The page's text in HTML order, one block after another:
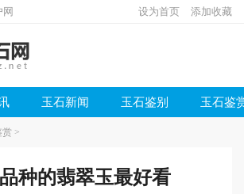
网 设为首页 添加收藏
玉石新闻 玉石鉴别 玉石鉴
赏 >
种的翡翠玉最好看